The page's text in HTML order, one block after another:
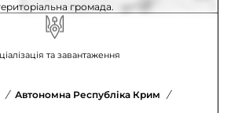
громада.
та завантаження
/ Автономна Республіка Крим /